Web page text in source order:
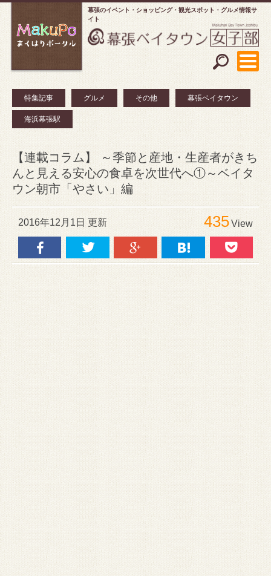
幕張のイベント・ショッピング
観光スポット・グルメ情報サ
イト
特集記事 グルメ その他 幕張ベイタウン
海浜幕張駅
【連載コラム】 ～季節と産地・生産者がきち
んと見える安心の食卓を次世代へ①～ベイタ
ウン朝市「やさい」編
2016年12月1日 更新 435View